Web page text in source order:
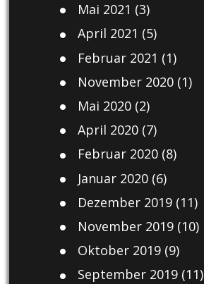
Mai 2021 (3)
April 2021 (5)
Februar 2021 (1)
November 2020(1)
Mai 2020(2)
April 2020(7)
Februar 2020(8)
Januar 2020(6)
Dezember 2019(11)
November 2019(10)
Oktober 2019(9)
September 2019(11)